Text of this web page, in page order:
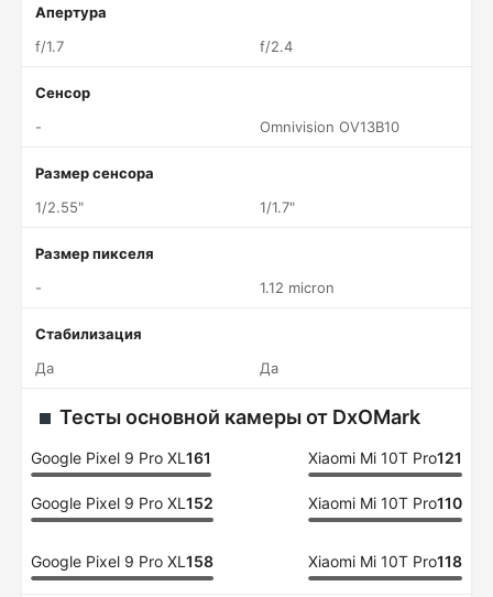
Апертура
f/1.7
f/2.4
Сенсор
-
Omnivision OV13B10
Размер сенсора
1/2.55"
1/1.7"
Размер пикселя
-
1.12 micron
Стабилизация
Да
Да
Тесты основной камеры от DxOMark
Google Pixel 9 Pro XL 161 Xiaomi Mi 10T Pro121
Google Pixel 9 Pro XL 152 Xiaomi Mi 10T Pro110
Google Pixel 9 Pro XL 158 Xiaomi Mi 10T Pro118